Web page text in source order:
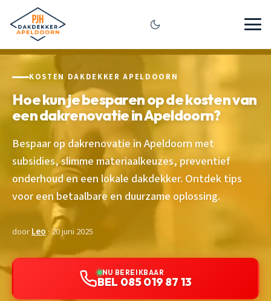
KOSTEN DAKDEKKER APELDOORN
Hoe kun je besparen op de kosten van
een dakrenovatie in Apeldoorn?
Bespaar op dakrenovatie in Apeldoorn met
subsidies, slimme materiaalkeuzes, preventief
onderhoud en een lokale dakdekker. Ontdek tips
voor een betaalbare en duurzame oplossing.
doorLeo · 20 juni 2025
NU BEREIKBAAR
BEL 085 019 87 13